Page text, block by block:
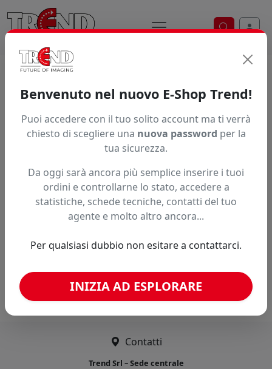
Ricerca
Articolo non trovato.
Hai trovato questo prodotto ad un prezzo più basso?
Fai una segnalazione
Confronta con articoli simili
Caricamento confronto...
Contatti
Trend Srl – Sede centrale
Benvenuto nel nuovo E-Shop Trend!
Puoi accedere con il tuo solito account ma ti verrà
chiesto di scegliere una nuova password per la
tua sicurezza.
Da oggi sarà ancora più semplice inserire i tuoi
ordini e controllarne lo stato, accedere a
statistiche, schede tecniche, contatti del tuo
agente e molto altro ancora...
Per qualsiasi dubbio non esitare a contattarci.
INIZIA AD ESPLORARE